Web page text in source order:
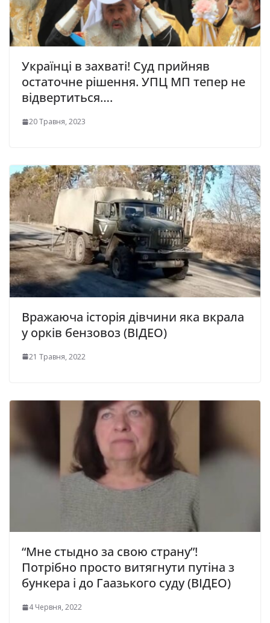
Українці в захваті! Суд прийняв
остаточне рішення. УПЦ МП тепер не
відвертиться….
20 Травня, 2023
Вражаюча історія дівчини яка вкрала
у орків бензовоз (ВІДЕО)
21 Травня, 2022
“Мне стыдно за свою страну”!
Потрібно просто витягнути путіна з
бункера і до Гаазького суду (ВІДЕО)
4 Червня, 2022